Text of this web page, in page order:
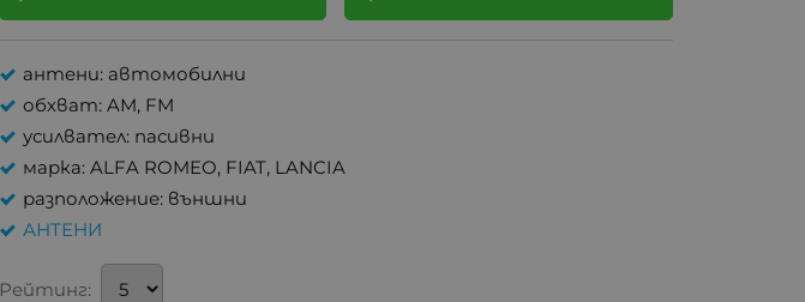
антени: автомобилни
обхват: AM, FM
усилвател: пасивни
марка: ALFA ROMEO, FIAT, LANCIA
разположение: външни
АНТЕНИ
Рейтинг: